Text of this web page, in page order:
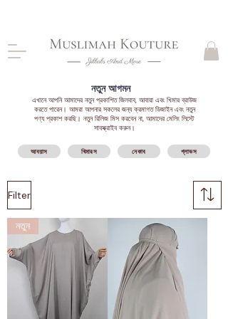
নতুন আগমন
এখানে আপনি আমাদের নতুন প্রকাশিত জিলবাব, আবায়া এবং খিমার ব্রাউজ
করতে পারেন। আমরা আপনার সকলের জন্য ক্রমাগত ডিজাইন এবং নতুন
পণ্য প্রকাশ করছি। নতুন রিলিজ মিস করবেন না, আমাদের মেলিং লিস্টে
সাবস্ক্রাইব করুন।
আবয়াস খিমারস নেকাব গ্লাভস
Filter
নতুন